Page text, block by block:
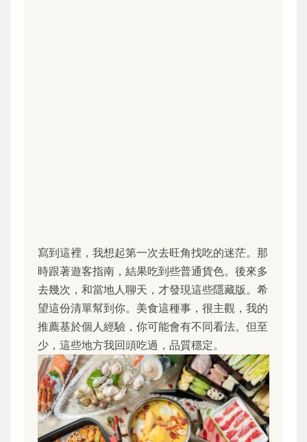
寫到這裡，我想起第一次去旺角找吃的迷茫。那
時跟著遊客指南，結果吃到些普通貨色。後來多
去幾次，和當地人聊天，才發現這些隱藏版。希
望這份清單幫到你。美食這種事，很主觀，我的
推薦基於個人經驗，你可能會有不同看法。但至
少，這些地方我回頭吃過，品質穩定。